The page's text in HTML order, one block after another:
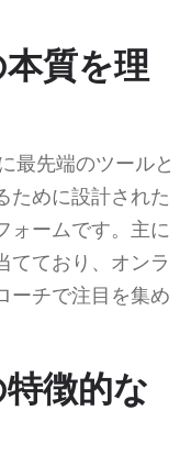
質を理
最先端のツールと
ために設計された
ォームです。主に
てており、オンラ
ーチで注目を集め
徴的な